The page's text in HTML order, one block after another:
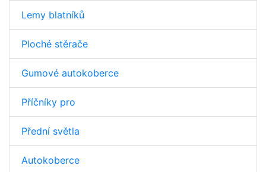
Lemy blatníků
Ploché stěrače
Gumové autokoberce
Příčníky pro
Přední světla
Autokoberce